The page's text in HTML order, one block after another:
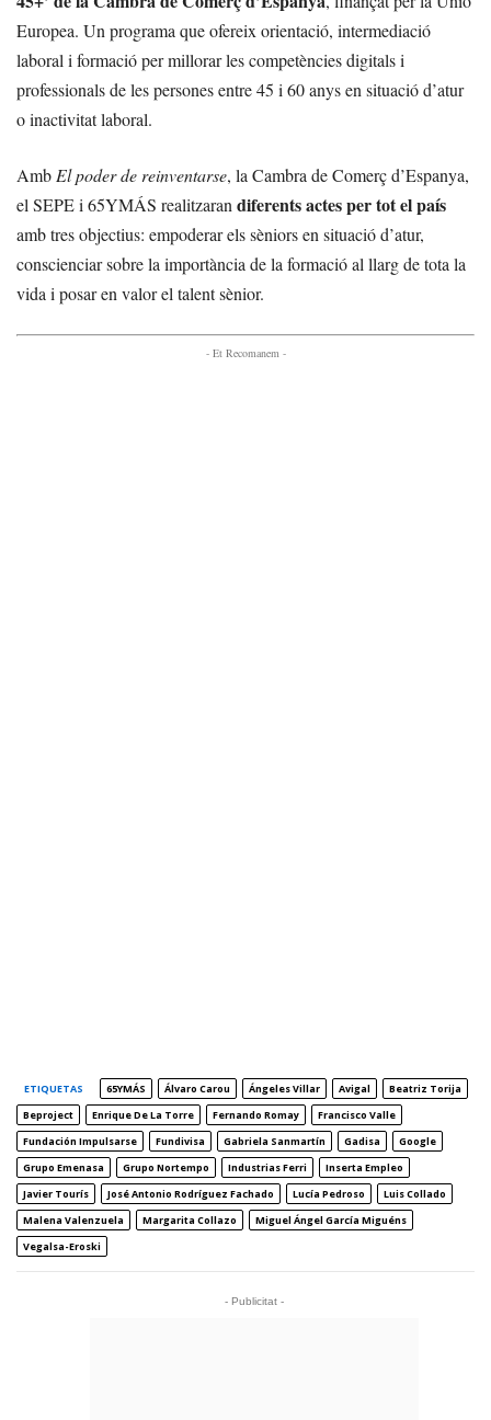
Europea. Un programa que ofereix orientació, intermediació
laboral i formació per millorar les competències digitals i
professionals de les persones entre 45 i 60 anys en situació d’atur
o inactivitat laboral.
Amb El poder de reinventarse, la Cambra de Comerç d’Espanya,
el SEPE i 65YMÁS realitzaran diferents actes per tot el país
amb tres objectius: empoderar els sèniors en situació d’atur,
conscienciar sobre la importància de la formació al llarg de tota la
vida i posar en valor el talent sènior.
- Et Recomanem -
ETIQUETAS 65YMÁS Álvaro Carou Ángeles Villar Avigal
Beatriz Torija
Beproject
Enrique De La Torre Fernando Romay
Francisco Valle
Fundación Impulsarse
Fundivisa Gabriela Sanmartín Gadisa
Google
Grupo Emenasa
Grupo Nortempo Industrias Ferri
Inserta Empleo
Javier Tourís
José Antonio Rodríguez Fachado Lucía Pedroso
Luis Collado
Malena Valenzuela
Margarita Collazo
Miguel Ángel García Miguéns
Vegalsa-Eroski
- Publicitat -